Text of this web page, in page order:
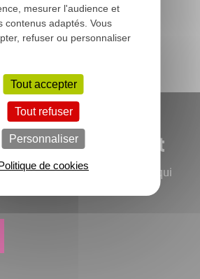
nos réalisations
part de votre projet
bâtir ensemble le bâtiment qui
mesurer l'audience et
contenus adaptés. Vous
refuser ou personnaliser
Tout accepter
Tout refuser
Personnaliser
de cookies